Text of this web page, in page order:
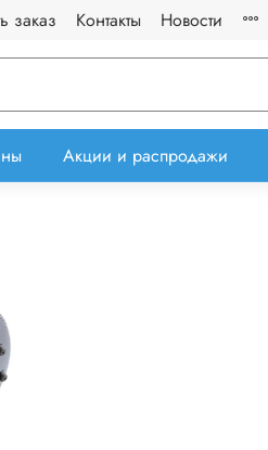
заказ Контакты Новости
Акции и распродажи